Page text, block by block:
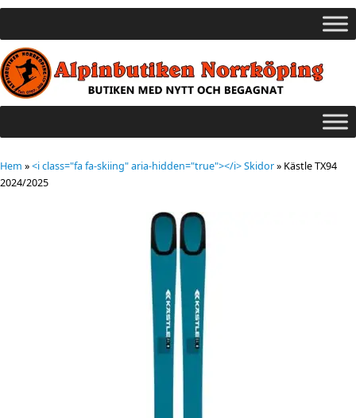
Hem »<i class="fa fa-skiing" aria-hidden="true"></i> Skidor» Kästle TX94
2024/2025